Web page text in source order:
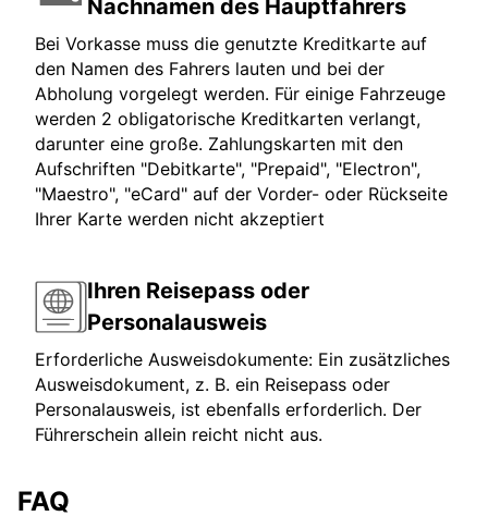
Nachnamen des Hauptfahrers
Bei Vorkasse muss die genutzte Kreditkarte auf
den Namen des Fahrers lauten und bei der
Abholung vorgelegt werden. Für einige Fahrzeuge
werden 2 obligatorische Kreditkarten verlangt,
darunter eine große. Zahlungskarten mit den
Aufschriften "Debitkarte", "Prepaid", "Electron",
"Maestro", "eCard" auf der Vorder- oder Rückseite
Ihrer Karte werden nicht akzeptiert
Ihren Reisepass oder
Personalausweis
Erforderliche Ausweisdokumente: Ein zusätzliches
Ausweisdokument, z. B. ein Reisepass oder
Personalausweis, ist ebenfalls erforderlich. Der
Führerschein allein reicht nicht aus.
FAQ